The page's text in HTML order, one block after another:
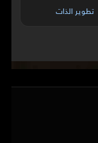
تطوير الذات